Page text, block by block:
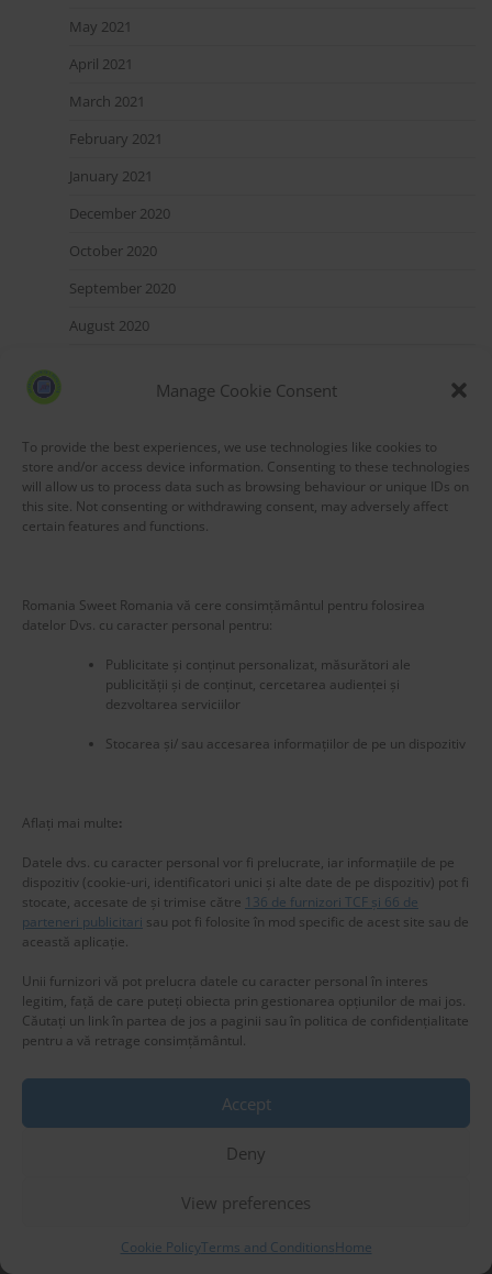
Manage Cookie Consent
To provide the best experiences, we use technologies like cookies to
store and/or access device information. Consenting to these technologies
will allow us to process data such as browsing behaviour or unique IDs on
this site. Not consenting or withdrawing consent, may adversely affect
certain features and functions.
Romania Sweet Romania vă cere consimțământul pentru folosirea
datelor Dvs. cu caracter personal pentru:
Publicitate și conținut personalizat, măsurători ale
publicității și de conținut, cercetarea audienței și
dezvoltarea serviciilor
Stocarea și/ sau accesarea informațiilor de pe un dispozitiv
Aflați mai multe:
Datele dvs. cu caracter personal vor fi prelucrate, iar informațiile de pe
dispozitiv (cookie-uri, identificatori unici și alte date de pe dispozitiv) pot fi
stocate, accesate de și trimise către 136 de furnizori TCF și 66 de
parteneri publicitari sau pot fi folosite în mod specific de acest site sau de
această aplicație.
Unii furnizori vă pot prelucra datele cu caracter personal în interes
legitim, față de care puteți obiecta prin gestionarea opțiunilor de mai jos.
Căutați un link în partea de jos a paginii sau în politica de confidențialitate
pentru a vă retrage consimțământul.
Accept
Deny
View preferences
Cookie PolicyTerms and ConditionsHome
May 2021
April 2021
March 2021
February 2021
January 2021
December 2020
October 2020
September 2020
August 2020
Blog Stats
53,177 hits
New title
225582
Privacy & Cookies: This site uses cookies. By continuing to use this
To find out more, including how to control cookies, see here: